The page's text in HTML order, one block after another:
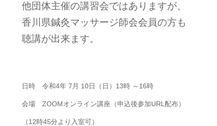
他団体主催の講習会ではありますが、
香川県鍼灸マッサージ師会会員の方も
聴講が出来ます。
日時 令和4年 7月 10日（日）13時 ～16時
会場 ZOOMオンライン講座（申込後参加URL配布）
（12時45分より入室可）